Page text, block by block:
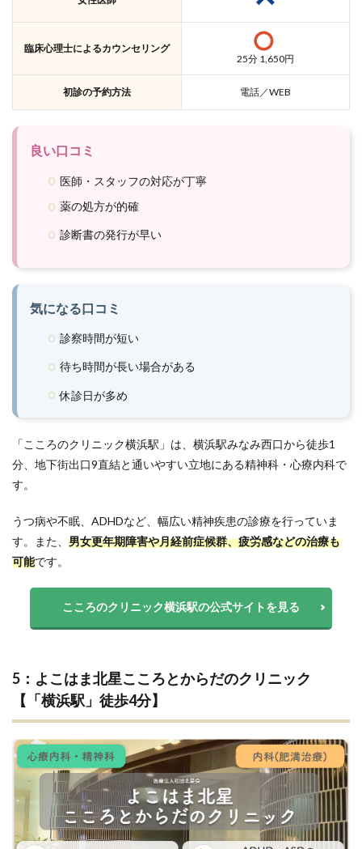
臨床心理士によるカウンセリング
25分 1,650円
初診の予約方法 電話／WEB
良い口コミ
医師・スタッフの対応が丁寧
薬の処方が的確
診断書の発行が早い
気になる口コミ
診察時間が短い
待ち時間が長い場合がある
休診日が多め
「こころのクリニック横浜駅」は、横浜駅みなみ西口から徒歩1
分、地下街出口9直結と通いやすい立地にある精神科・心療内科で
す。
うつ病や不眠、ADHDなど、幅広い精神疾患の診療を行っていま
す。また、 男女更年期障害や月経前症候群、疲労感などの治療も
可能です。
こころのクリニック横浜駅の公式サイトを見る
5：よこはま北星こころとからだのクリニック
【「横浜駅」徒歩4分】